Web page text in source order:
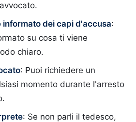
informato dei capi d'accusa:
su cosa ti viene
chiaro.
: Puoi richiedere un
momento durante l'arresto
: Se non parli il tedesco,